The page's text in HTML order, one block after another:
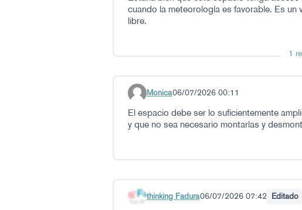
cuando la meteorología es favorable. Es
libre.
1
Comentario 84
Monica06/07/2026 00:11
El espacio debe ser lo suficientemente
y que no sea necesario montarlas y
Comentario 85
thinking Fadura06/07/2026 07:42 Editado